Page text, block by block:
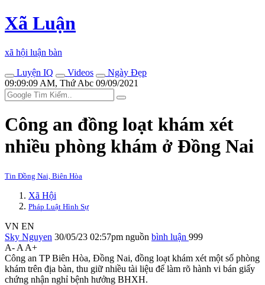
Xã Luận
xã hội luận bàn
Luyện IQ
Videos
Ngày Đẹp
09:09:09 AM, Thứ Abc 09/09/2021
Công an đồng loạt khám xét
nhiều phòng khám ở Đồng Nai
Tin Đồng Nai, Biên Hòa
Xã Hội
Pháp Luật Hình Sự
VN EN
Sky Nguyen 30/05/23 02:57pm nguồn bình luận 999
A- A A+
Công an TP Biên Hòa, Đồng Nai, đồng loạt khám xét một số phòng
khám trên địa bàn, thu giữ nhiều tài liệu để làm rõ hành vi bán giấy
chứng nhận nghỉ bệnh hưởng BHXH.